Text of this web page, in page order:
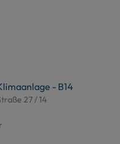
- B14
27 / 14